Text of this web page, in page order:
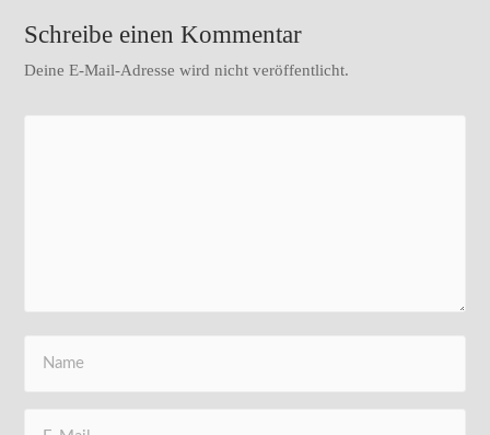
Schreibe einen Kommentar
Deine E-Mail-Adresse wird nicht veröffentlicht.